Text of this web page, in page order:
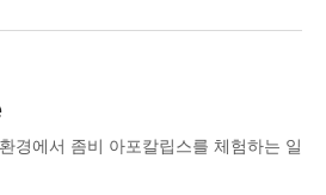
경에서 좀비 아포칼립스를 체험하는 일